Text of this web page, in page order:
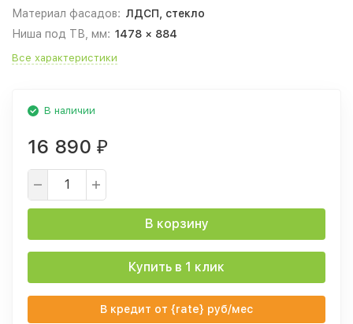
Материал фасадов: ЛДСП, стекло
Ниша под ТВ, мм: 1478 × 884
Все характеристики
В наличии
16 890 ₽
В корзину
Купить в 1 клик
В кредит от {rate} руб/мес